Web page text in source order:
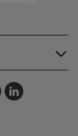
sur
nousnous